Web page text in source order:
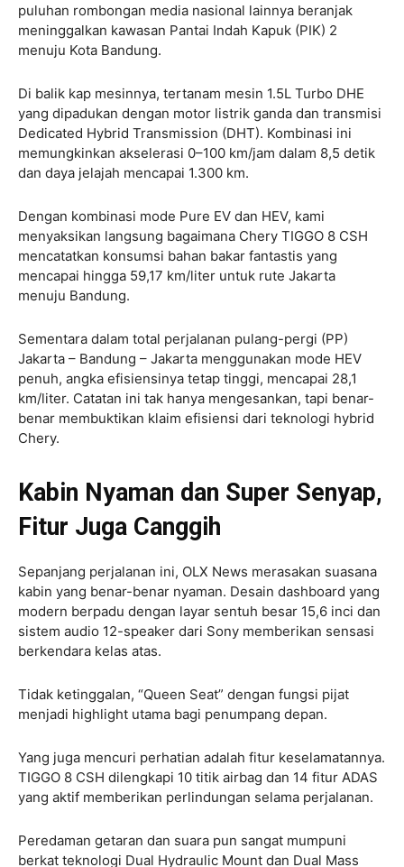
puluhan rombongan media nasional lainnya beranjak
meninggalkan kawasan Pantai Indah Kapuk (PIK) 2
menuju Kota Bandung.
Di balik kap mesinnya, tertanam mesin 1.5L Turbo DHE
yang dipadukan dengan motor listrik ganda dan transmisi
Dedicated Hybrid Transmission (DHT). Kombinasi ini
memungkinkan akselerasi 0–100 km/jam dalam 8,5 detik
dan daya jelajah mencapai 1.300 km.
Dengan kombinasi mode Pure EV dan HEV, kami
menyaksikan langsung bagaimana Chery TIGGO 8 CSH
mencatatkan konsumsi bahan bakar fantastis yang
mencapai hingga 59,17 km/liter untuk rute Jakarta
menuju Bandung.
Sementara dalam total perjalanan pulang-pergi (PP)
Jakarta – Bandung – Jakarta menggunakan mode HEV
penuh, angka efisiensinya tetap tinggi, mencapai 28,1
km/liter. Catatan ini tak hanya mengesankan, tapi benar-
benar membuktikan klaim efisiensi dari teknologi hybrid
Chery.
Kabin Nyaman dan Super Senyap,
Fitur Juga Canggih
Sepanjang perjalanan ini, OLX News merasakan suasana
kabin yang benar-benar nyaman. Desain dashboard yang
modern berpadu dengan layar sentuh besar 15,6 inci dan
sistem audio 12-speaker dari Sony memberikan sensasi
berkendara kelas atas.
Tidak ketinggalan, “Queen Seat” dengan fungsi pijat
menjadi highlight utama bagi penumpang depan.
Yang juga mencuri perhatian adalah fitur keselamatannya.
TIGGO 8 CSH dilengkapi 10 titik airbag dan 14 fitur ADAS
yang aktif memberikan perlindungan selama perjalanan.
Peredaman getaran dan suara pun sangat mumpuni
berkat teknologi Dual Hydraulic Mount dan Dual Mass